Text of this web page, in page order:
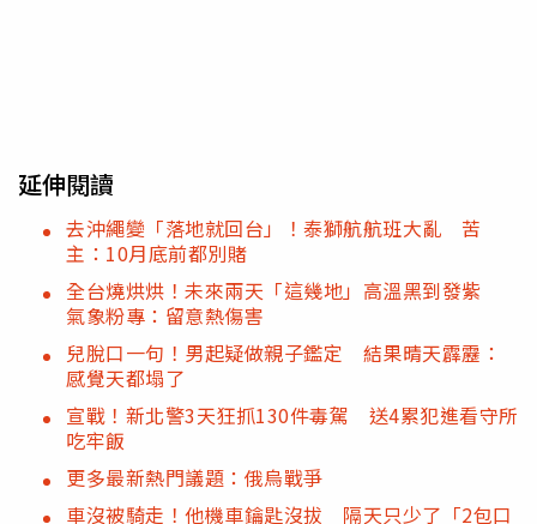
延伸閱讀
去沖繩變「落地就回台」！泰獅航航班大亂 苦
主：10月底前都別賭
全台燒烘烘！未來兩天「這幾地」高溫黑到發紫
氣象粉專：留意熱傷害
兒脫口一句！男起疑做親子鑑定 結果晴天霹靂：
感覺天都塌了
宣戰！新北警3天狂抓130件毒駕 送4累犯進看守所
吃牢飯
更多最新熱門議題：俄烏戰爭
車沒被騎走！他機車鑰匙沒拔 隔天只少了「2包口